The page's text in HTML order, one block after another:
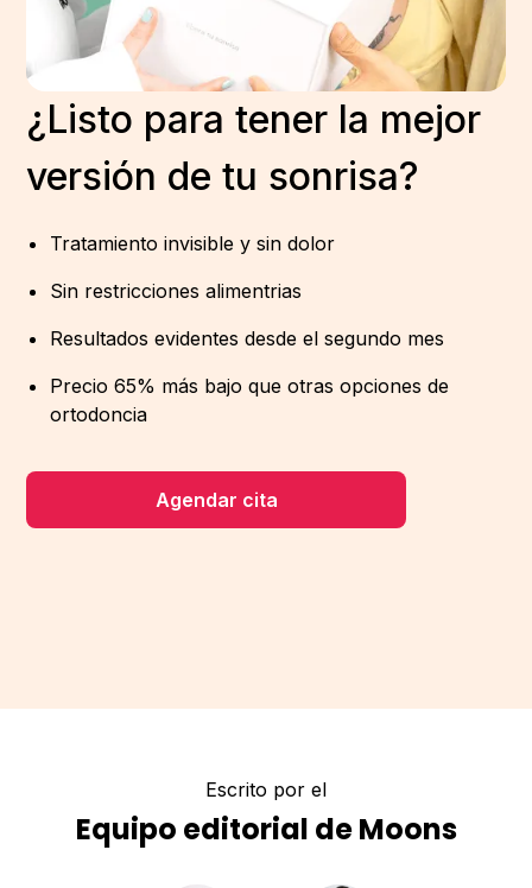
¿Listo para tener la mejor
versión de tu sonrisa?
Tratamiento invisible y sin dolor
Sin restricciones alimentrias
Resultados evidentes desde el segundo mes
Precio 65% más bajo que otras opciones de
ortodoncia
Agendar cita
Escrito por el
Equipo editorial de Moons